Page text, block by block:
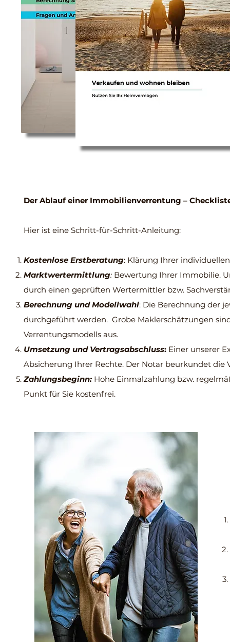
Der Ablauf einer Immobilienverrentung –
Hier ist eine Schritt-für-Schritt-Anleitung:
Kostenlose Erstberatung: Klärung Ihrer
Marktwertermittlung: Bewertung Ihrer Immobilie.
durch einen geprüften Wertermittler bzw.
Berechnung und Modellwahl: Die Berechnung der
durchgeführt werden. Grobe Maklerschätzungen
Verrentungsmodells aus.
Umsetzung und Vertragsabschluss: Einer unserer
Absicherung Ihrer Rechte. Der Notar beurkundet die
Zahlungsbeginn: Hohe Einmalzahlung bzw.
Punkt für Sie kostenfrei.